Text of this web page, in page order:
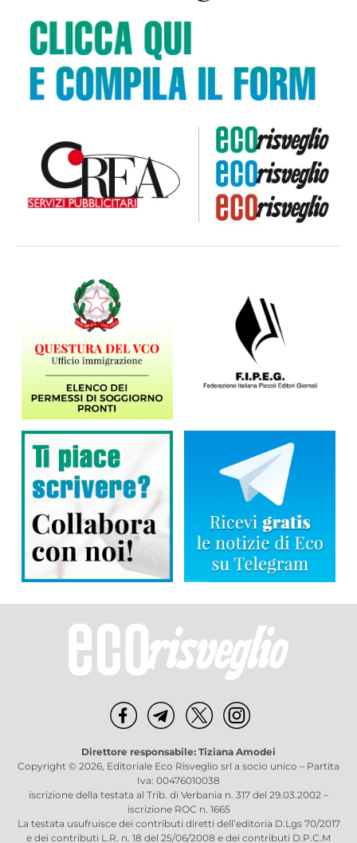
Direttore responsabile: Tiziana Amodei
Copyright © 2026, Editoriale Eco Risveglio srl a socio unico – Partita
Iva: 00476010038
iscrizione della testata al Trib. di Verbania n. 317 del 29.03.2002 –
iscrizione ROC n. 1665
La testata usufruisce dei contributi diretti dell’editoria D.Lgs 70/2017
e dei contributi L.R. n. 18 del 25/06/2008 e dei contributi D.P.C.M